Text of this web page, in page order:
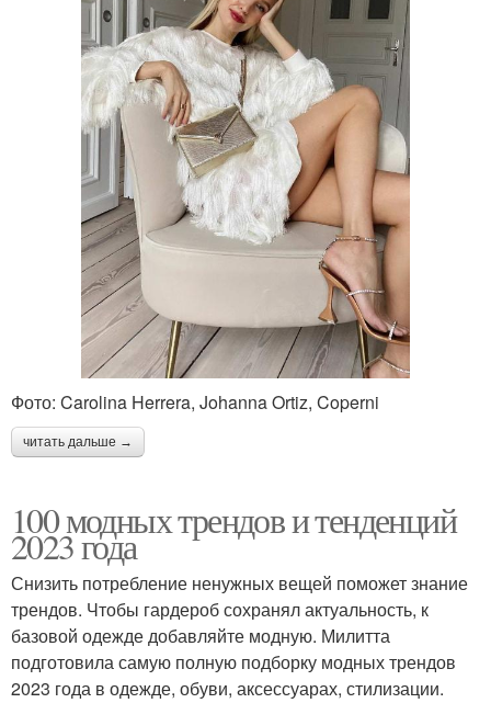
Фото: Carolina Herrera, Johanna Ortiz, Coperni
читать дальше →
100 модных трендов и тенденций
2023 года
Снизить потребление ненужных вещей поможет знание
трендов. Чтобы гардероб сохранял актуальность, к
базовой одежде добавляйте модную. Милитта
подготовила самую полную подборку модных трендов
2023 года в одежде, обуви, аксессуарах, стилизации.